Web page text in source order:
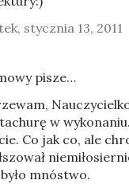
stycznia 13, 2011
pisze…
w
Co jak co, ale
mnóstwo.